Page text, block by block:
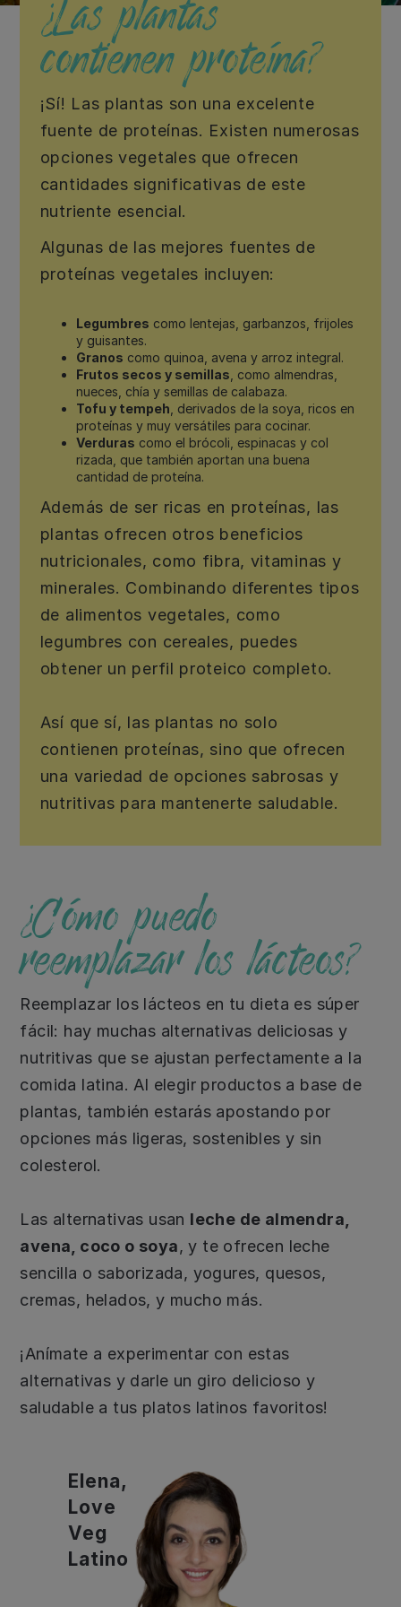
FAQ¿Las plantas
contienen proteína?
¡Sí! Las plantas son una excelente
fuente de proteínas. Existen numerosas
opciones vegetales que ofrecen
cantidades significativas de este
nutriente esencial.
Algunas de las mejores fuentes de
proteínas vegetales incluyen:
Legumbres como lentejas, garbanzos, frijoles
y guisantes.
Granos como quinoa, avena y arroz integral.
Frutos secos y semillas , como almendras,
nueces, chía y semillas de calabaza.
Tofu y tempeh , derivados de la soya, ricos en
proteínas y muy versátiles para cocinar.
Verduras como el brócoli, espinacas y col
rizada, que también aportan una buena
cantidad de proteína.
Además de ser ricas en proteínas, las
plantas ofrecen otros beneficios
nutricionales, como fibra, vitaminas y
minerales. Combinando diferentes tipos
de alimentos vegetales, como
legumbres con cereales, puedes
obtener un perfil proteico completo.
Así que sí, las plantas no solo
contienen proteínas, sino que ofrecen
una variedad de opciones sabrosas y
nutritivas para mantenerte saludable.
¿Cómo puedo
reemplazar los lácteos?
Reemplazar los lácteos en tu dieta es súper
fácil: hay muchas alternativas deliciosas y
nutritivas que se ajustan perfectamente a la
comida latina. Al elegir productos a base de
plantas, también estarás apostando por
opciones más ligeras, sostenibles y sin
colesterol.
Las alternativas usan leche de almendra,
avena, coco o soya, y te ofrecen leche
sencilla o saborizada, yogures, quesos,
cremas, helados, y mucho más.
¡Anímate a experimentar con estas
alternativas y darle un giro delicioso y
saludable a tus platos latinos favoritos!
Elena,
Love
Veg
Latino